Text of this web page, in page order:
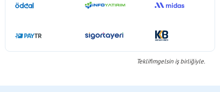
Teklifimgelsin iş birliğiyle.